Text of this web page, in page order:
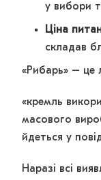
у вибори
Ціна
складав
«Рибарь» – це
«кремль
масового
йдеться у
Наразі всі